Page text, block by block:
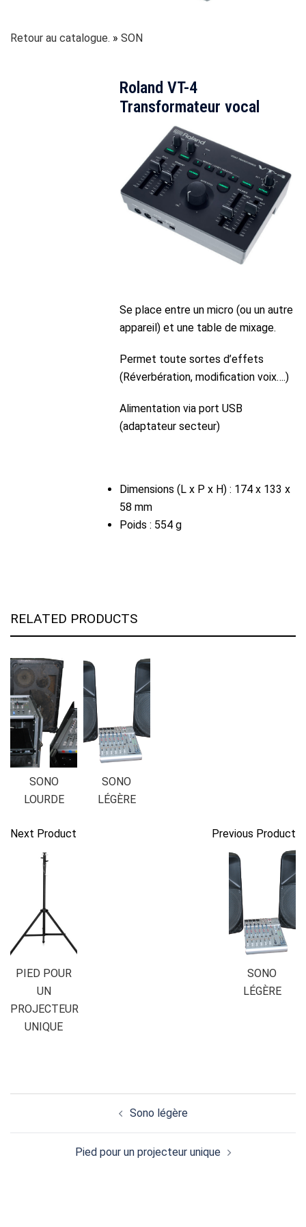
Retour au catalogue. SON
Roland VT-4
Transformateur vocal
Se place entre un micro (ou un autre
appareil) et une table de mixage.
Permet toute sortes d’effets
(Réverbération, modification voix….)
Alimentation via port USB
(adaptateur secteur)
Dimensions (L x P x H) : 174 x 133 x
58 mm
Poids : 554 g
RELATED PRODUCTS
SONO
LOURDE
SONO
LÉGÈRE
Next Product
PIED POUR
UN
PROJECTEUR
UNIQUE
Previous Product
SONO
LÉGÈRE
Sono légère
Pied pour un projecteur unique